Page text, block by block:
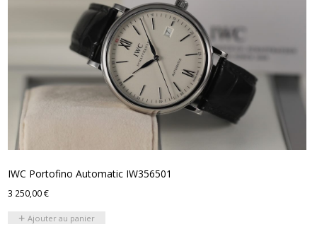
IWC Portofino Automatic IW356501
3 250,00€
Ajouter au panier